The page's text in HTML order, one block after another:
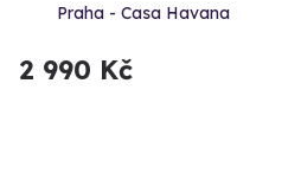
Praha - Casa Havana
2 990 Kč